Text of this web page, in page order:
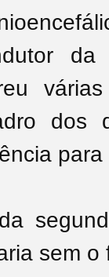
da
dos
sem o